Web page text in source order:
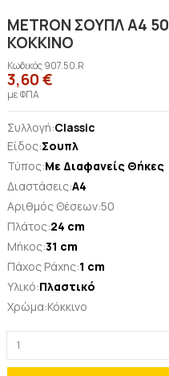
METRON ΣΟΥΠΛ Α4
ΚΟΚΚΙΝΟ
Κωδικός907.50.R
3,60 €
με ΦΠΑ
Συλλογή:Classic
Είδος:Σουπλ
Τύπος:Με Διαφανείς Θήκες
Διαστάσεις:A4
Αριθμός Θέσεων:50
Πλάτος:24 cm
Μήκος:31 cm
Πάχος Ράχης:1 cm
Υλικό:Πλαστικό
Χρώμα:Κόκκινο